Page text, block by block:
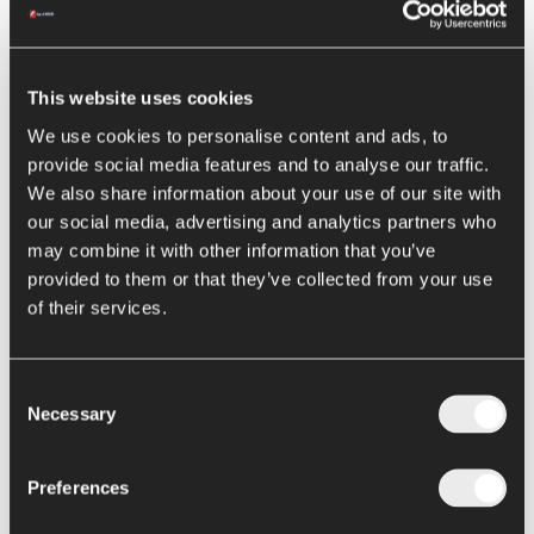
This website uses cookies
We use cookies to personalise content and ads, to
provide social media features and to analyse our traffic.
We also share information about your use of our site with
our social media, advertising and analytics partners who
may combine it with other information that you’ve
provided to them or that they’ve collected from your use
of their services.
Selection
Necessary
Preferences
Riempitrice bag in box Alya
Formulazione e cottura
Cucina all in one Chef
News
Assistenza
Contatti
Lavatrici & Cernitrici